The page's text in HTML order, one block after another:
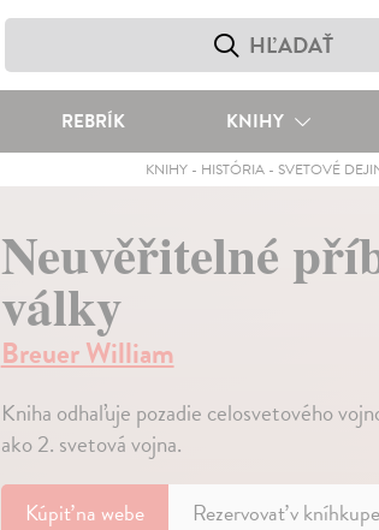
REBRÍK KNIHY
KNIHY - HISTÓRIA - SVETOVÉ
Neuvěřitelné
války
Breuer William
Kniha odhaľuje pozadie celosvetového
ako 2. svetová vojna.
Kúpiťna webe Rezervovať v